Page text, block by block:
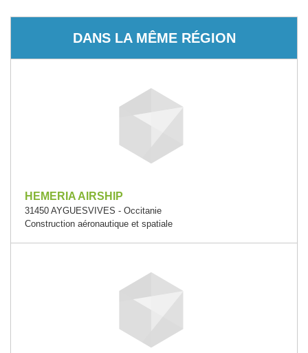
DANS LA MÊME RÉGION
HEMERIA AIRSHIP
31450 AYGUESVIVES - Occitanie
Construction aéronautique et spatiale